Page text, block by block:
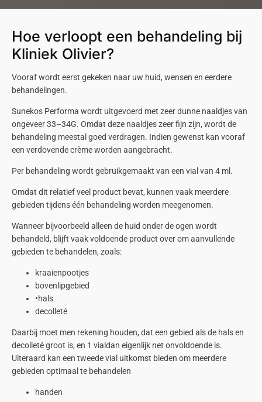
Hoe verloopt een behandeling bij
Kliniek Olivier?
Vooraf wordt eerst gekeken naar uw huid, wensen en eerdere
behandelingen.
Sunekos Performa wordt uitgevoerd met zeer dunne naaldjes van
ongeveer33–34G. Omdat deze naaldjes zeer fijn zijn, wordt de
behandeling meestal goed verdragen. Indien gewenst kan vooraf
een verdovende crème worden aangebracht.
Per behandeling wordt gebruikgemaakt van een vial van 4 ml .
Omdat dit relatief veel product bevat, kunnen vaak meerdere
gebieden tijdens één behandeling worden meegenomen.
Wanneer bijvoorbeeld alleen de huid onder de ogen wordt
behandeld, blijft vaak voldoende product over om aanvullende
gebieden te behandelen, zoals:
kraaienpootjes
bovenlipgebied
•hals
decolleté
Daarbij moet men rekening houden, dat een gebied als de hals en
decolleté groot is, en 1 vial dan eigenlijk net onvoldoende is.
Uiteraard kan een tweedevial uitkomst bieden om meerdere
gebieden optimaal te behandelen
handen